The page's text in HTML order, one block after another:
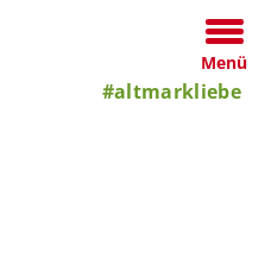
Menü
#altmarkliebe